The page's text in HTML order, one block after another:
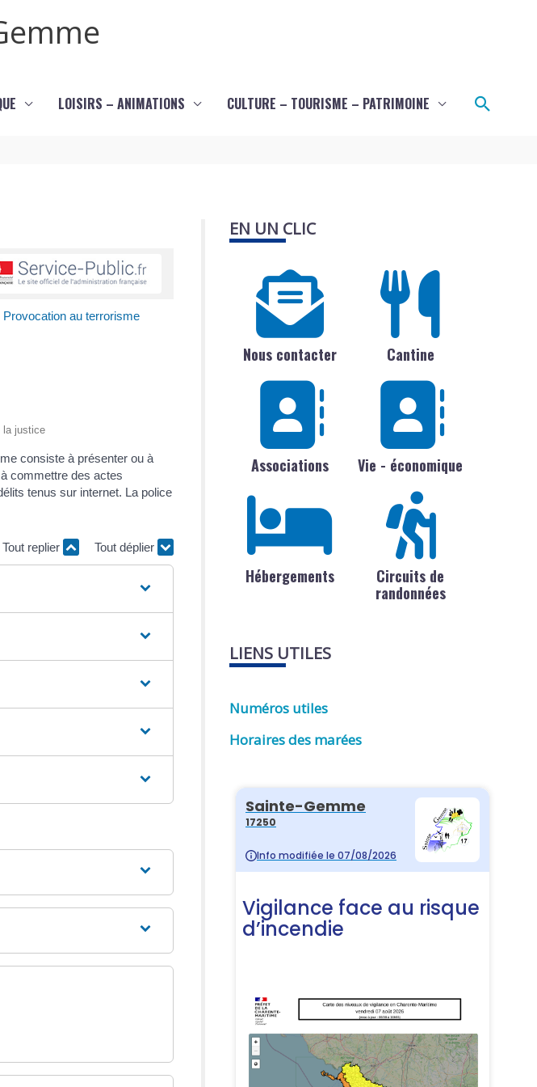
LOISIRS – ANIMATIONS CULTURE – TOURISME – PATRIMOINE
au terrorisme
la justice
consiste à présenter ou à
commettre des actes
tenus sur internet. La police
Tout replier Tout déplier
EN UN CLIC
Nous contacter Cantine
Associations Vie - économique
Hébergements
Circuits de
randonnées
LIENS UTILES
Numéros utiles
Horaires des marées